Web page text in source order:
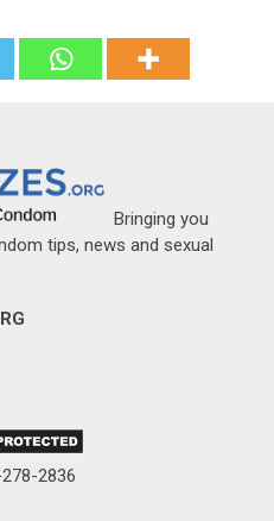
Bringing you
tips, news and sexual
2836